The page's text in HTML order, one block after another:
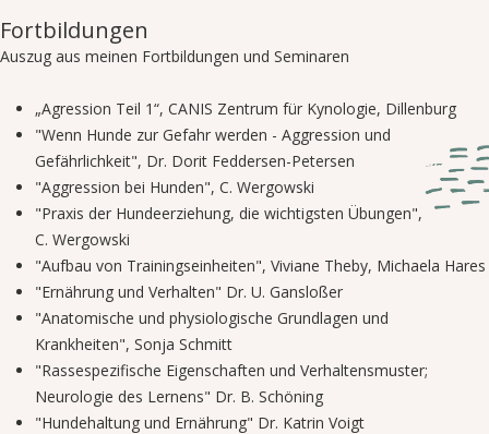
Fortbildungen
Auszug aus meinen Fortbildungen und Seminaren
„Agression Teil 1“, CANIS Zentrum für Kynologie, Dillenburg
"Wenn Hunde zur Gefahr werden - Aggression und
Gefährlichkeit", Dr. Dorit Feddersen-Petersen
"Aggression bei Hunden", C. Wergowski
"Praxis der Hundeerziehung, die wichtigsten Übungen",
C. Wergowski
"Aufbau von Trainingseinheiten", Viviane Theby, Michaela Hares
"Ernährung und Verhalten" Dr. U. Gansloßer
"Anatomische und physiologische Grundlagen und
Krankheiten", Sonja Schmitt
"Rassespezifische Eigenschaften und Verhaltensmuster;
Neurologie des Lernens" Dr. B. Schöning
"Hundehaltung und Ernährung" Dr. Katrin Voigt